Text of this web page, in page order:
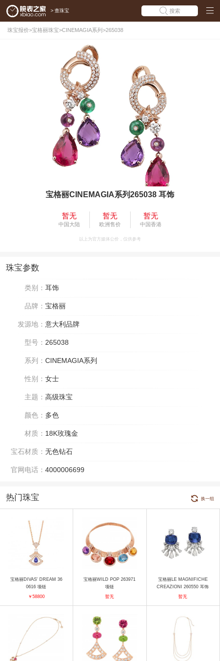
> 查珠宝 搜索
珠宝报价>宝格丽珠宝>CINEMAGIA系列 >265038
宝格丽CINEMAGIA系列265038 耳饰
暂无
中国大陆
暂无
欧洲售价
暂无
中国香港
以上为官方媒体公价，仅供参考
珠宝参数
类别： 耳饰
品牌： 宝格丽
发源地： 意大利品牌
型号： 265038
系列： CINEMAGIA系列
性别： 女士
主题： 高级珠宝
颜色： 多色
材质： 18K玫瑰金
宝石材质： 无色钻石
官网电话： 4000006699
热门珠宝 换一组
宝格丽DIVAS' DREAM 36
0616 项链
￥58800
宝格丽WILD POP 263971
项链
暂无
宝格丽LE MAGNIFICHE
CREAZIONI 260550 耳饰
暂无